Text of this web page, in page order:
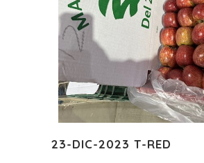
23-DIC-2023 T-RED